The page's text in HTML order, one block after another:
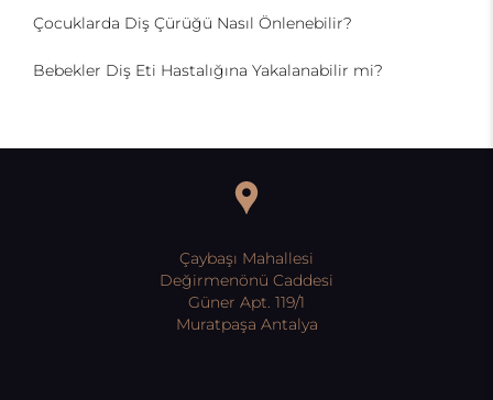
Çocuklarda Diş Çürüğü Nasıl Önlenebilir?
Bebekler Diş Eti Hastalığına Yakalanabilir mi?
Çaybaşı Mahallesi
Değirmenönü Caddesi
Güner Apt. 119/1
Muratpaşa Antalya